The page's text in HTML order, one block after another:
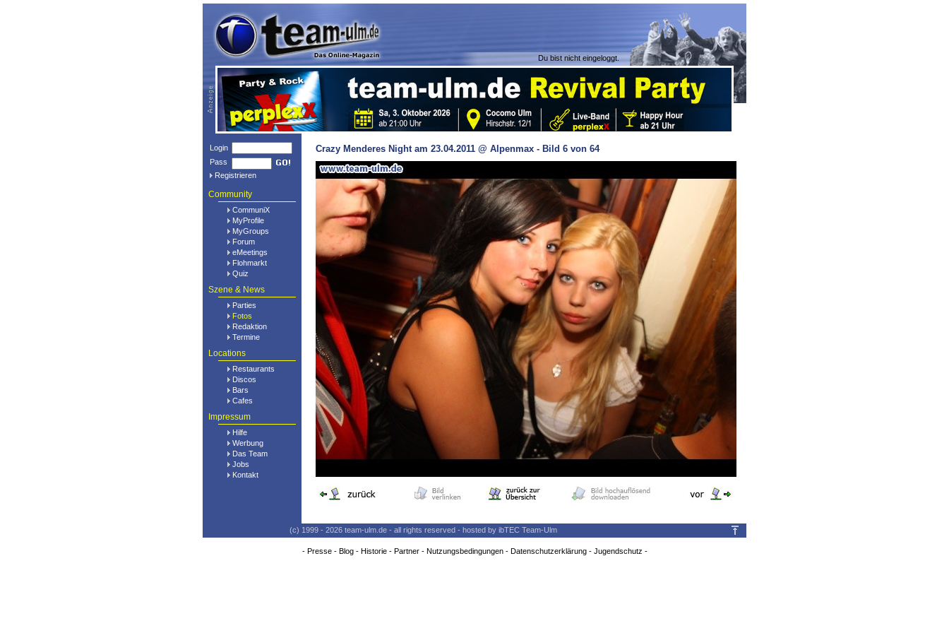
Du bist nicht eingeloggt.
Login
Pass
Registrieren
Community
CommuniX
MyProfile
MyGroups
Forum
eMeetings
Flohmarkt
Quiz
Szene & News
Parties
Fotos
Redaktion
Termine
Locations
Restaurants
Discos
Bars
Cafes
Impressum
Hilfe
Werbung
Das Team
Jobs
Kontakt
Crazy Menderes Night am 23.04.2011 @ Alpenmax - Bild 6 von 64
(c) 1999 - 2026 team-ulm.de - all rights reserved - hosted by ibTEC Team-Ulm
- Presse- Blog- Historie- Partner- Nutzungsbedingungen- Datenschutzerklärung- Jugendschutz -